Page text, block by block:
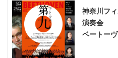
神奈川フ
演奏会
ベートーヴ